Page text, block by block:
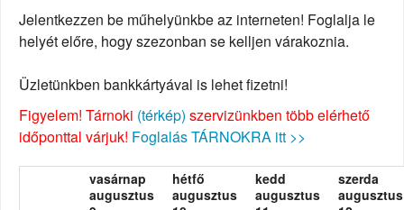
Jelentkezzen be műhelyünkbe az interneten! Foglalja le
helyét előre, hogy szezonban se kelljen várakoznia.
Üzletünkben bankkártyával is lehet fizetni!
Figyelem! Tárnoki (térkép) szervizünkben több elérhető
időponttal várjuk! Foglalás TÁRNOKRA itt >>
vasárnap
augusztus
hétfő
augusztus
kedd
augusztus
szerda
augusztus